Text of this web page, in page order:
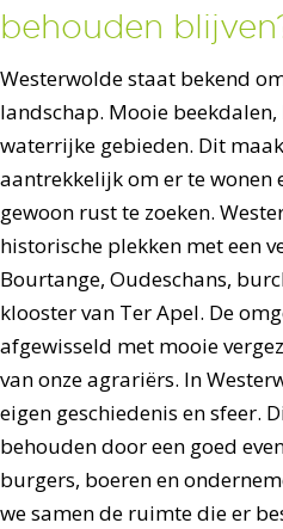
behouden
Westerwolde staat bekend
landschap. Mooie
waterrijke gebieden. Dit
aantrekkelijk om er te wonen
gewoon rust te zoeken.
historische plekken met een
Bourtange, Oudeschans,
klooster van Ter Apel. De
afgewisseld met mooie
van onze agrariërs. In
eigen geschiedenis en sfeer.
behouden door een goed
burgers, boeren en
we samen de ruimte die er